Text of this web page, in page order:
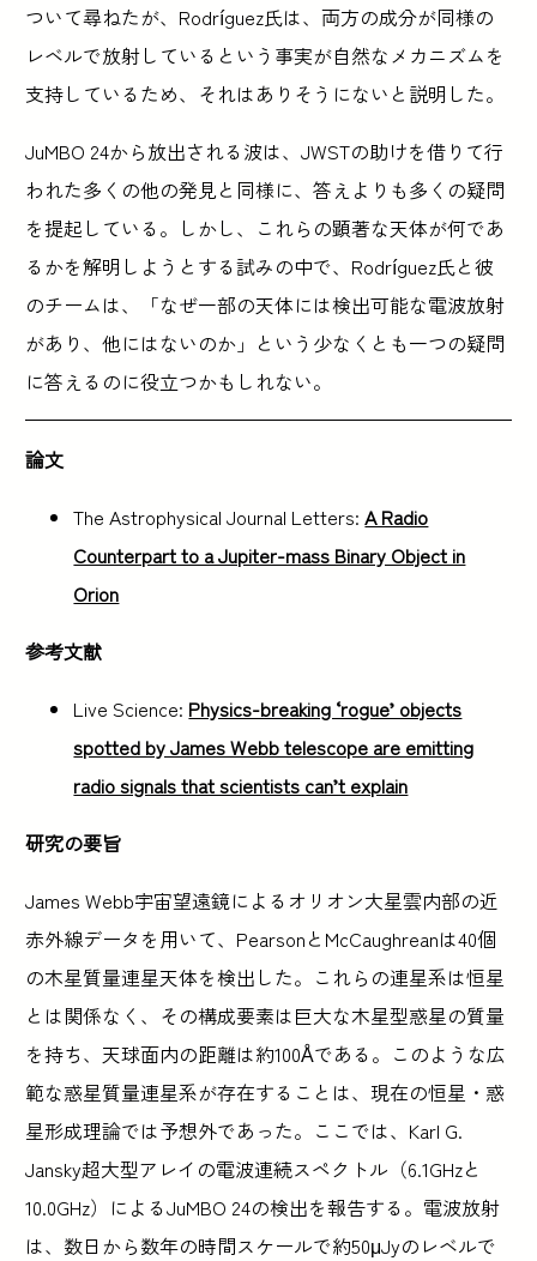
ついて尋ねたが、Rodríguez氏は、両方の成分が同様の
レベルで放射しているという事実が自然なメカニズムを
支持しているため、それはありそうにないと説明した。
JuMBO 24から放出される波は、JWSTの助けを借りて行
われた多くの他の発見と同様に、答えよりも多くの疑問
を提起している。しかし、これらの顕著な天体が何であ
るかを解明しようとする試みの中で、Rodríguez氏と彼
のチームは、「なぜ一部の天体には検出可能な電波放射
があり、他にはないのか」という少なくとも一つの疑問
に答えるのに役立つかもしれない。
論文
The Astrophysical Journal Letters:A Radio
Counterpart to a Jupiter-mass Binary Object in
Orion
参考文献
Live Science: Physics-breaking ‘rogue’ objects
spotted by James Webb telescope are emitting
radio signals that scientists can’t explain
研究の要旨
James Webb宇宙望遠鏡によるオリオン大星雲内部の近
赤外線データを用いて、PearsonとMcCaughreanは40個
の木星質量連星天体を検出した。これらの連星系は恒星
とは関係なく、その構成要素は巨大な木星型惑星の質量
を持ち、天球面内の距離は約100Åである。このような広
範な惑星質量連星系が存在することは、現在の恒星・惑
星形成理論では予想外であった。ここでは、Karl G.
Jansky超大型アレイの電波連続スペクトル（6.1GHzと
10.0GHz）によるJuMBO 24の検出を報告する。電波放射
は、数日から数年の時間スケールで約50μJyのレベルで